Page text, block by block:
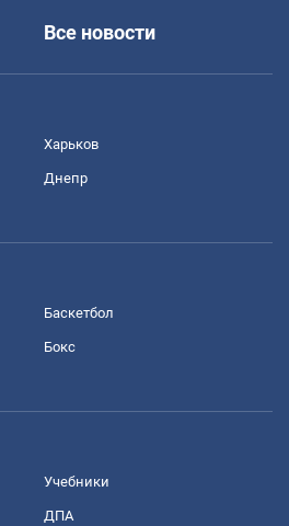
Все новости
Харьков
Днепр
Баскетбол
Бокс
Учебники
ДПА